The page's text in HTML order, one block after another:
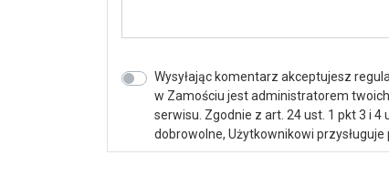
Wysyłając komentarz akceptujesz
w Zamościu jest administratorem
serwisu. Zgodnie z art. 24 ust. 1 pkt 3 i
dobrowolne, Użytkownikowi